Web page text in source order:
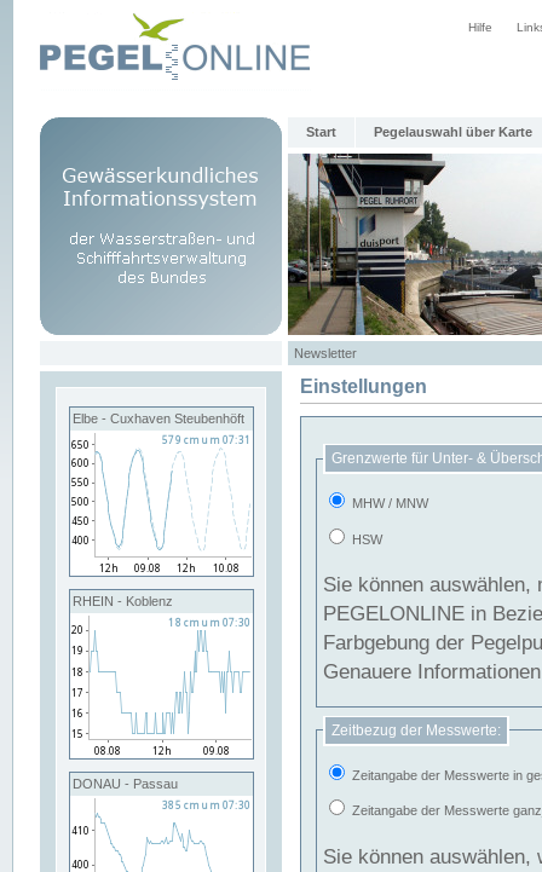
Hilfe
Start Pegelauswahl über Karte
Newsletter
Elbe - Cuxhaven Steubenhöft
RHEIN - Koblenz
DONAU - Passau
Einstellungen
Grenzwerte für Unter- &
MHW / MNW
HSW
Sie können
PEGELONLINE in Beziehung
Farbgebung der
Genauere
Zeitbezug der Messwerte:
Zeitangabe der Messwerte in
Zeitangabe der Messwerte
Sie können auswählen,